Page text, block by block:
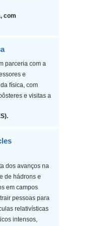
com
parceria com a
e
física, com
e visitas a
dos avanços na
de hádrons e
em campos
pessoas para
relativísticas
intensos,